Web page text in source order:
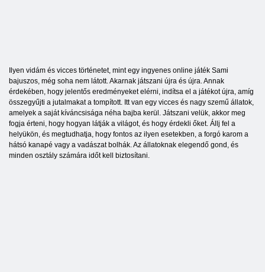
Ilyen vidám és vicces történetet, mint egy ingyenes online játék Sami
bajuszos, még soha nem látott. Akarnak játszani újra és újra. Annak
érdekében, hogy jelentős eredményeket elérni, indítsa el a játékot újra, amíg
összegyűjti a jutalmakat a tompított. Itt van egy vicces és nagy szemű állatok,
amelyek a saját kíváncsisága néha bajba kerül. Játszani velük, akkor meg
fogja érteni, hogy hogyan látják a világot, és hogy érdekli őket. Állj fel a
helyükön, és megtudhatja, hogy fontos az ilyen esetekben, a forgó karom a
hátsó kanapé vagy a vadászat bolhák. Az állatoknak elegendő gond, és
minden osztály számára időt kell biztosítani.